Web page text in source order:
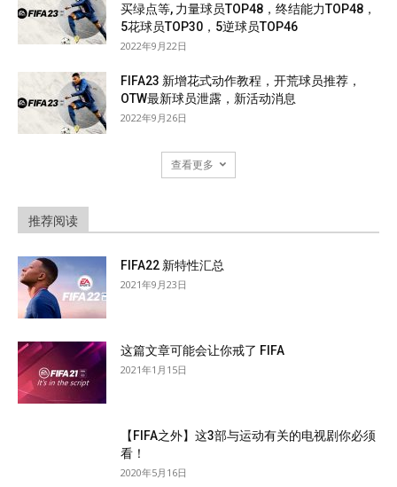
买绿点等, 力量球员TOP48，终结能力TOP48，
5花球员TOP30，5逆球员TOP46
2022年9月22日
FIFA23 新增花式动作教程，开荒球员推荐，
OTW最新球员泄露，新活动消息
2022年9月26日
查看更多
推荐阅读
FIFA22 新特性汇总
2021年9月23日
这篇文章可能会让你戒了 FIFA
2021年1月15日
【FIFA之外】这3部与运动有关的电视剧你必须
看！
2020年5月16日